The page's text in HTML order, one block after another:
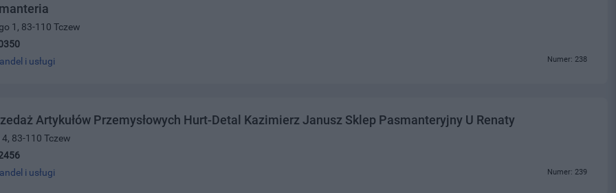
1, 83-110 Tczew
i usługi Numer: 238
Artykułów Przemysłowych Hurt-Detal Kazimierz Janusz Sklep Pasmanteryjny U Renaty
83-110 Tczew
i usługi Numer: 239